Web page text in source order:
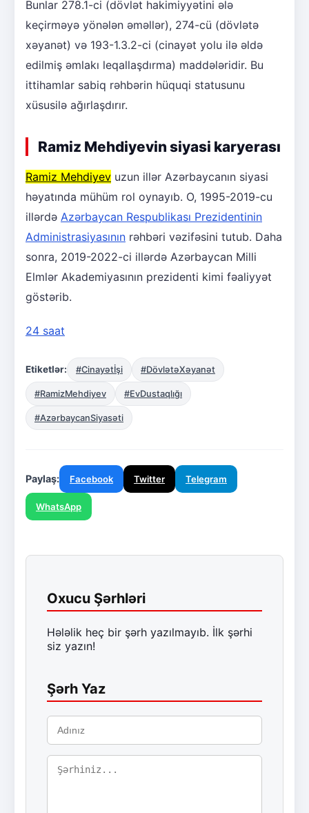
Bunlar 278.1-ci (dövlət hakimiyyətini ələ
keçirməyə yönələn əməllər), 274-cü (dövlətə
xəyanət) və 193-1.3.2-ci (cinayət yolu ilə əldə
edilmiş əmlakı leqallaşdırma) maddələridir. Bu
ittihamlar sabiq rəhbərin hüquqi statusunu
xüsusilə ağırlaşdırır.
Ramiz Mehdiyevin siyasi karyerası
Ramiz Mehdiyev uzun illər Azərbaycanın siyasi
həyatında mühüm rol oynayıb. O, 1995-2019-cu
illərdə Azərbaycan Respublikası Prezidentinin
Administrasiyasının rəhbəri vəzifəsini tutub. Daha
sonra, 2019-2022-ci illərdə Azərbaycan Milli
Elmlər Akademiyasının prezidenti kimi fəaliyyət
göstərib.
24 saat
Etiketlər: #Cinayətİşi #DövlətəXəyanət
#RamizMehdiyev #EvDustaqlığı
#AzərbaycanSiyasəti
Paylaş: Facebook Twitter Telegram
WhatsApp
Oxucu Şərhləri
Hələlik heç bir şərh yazılmayıb. İlk şərhi
siz yazın!
Şərh Yaz